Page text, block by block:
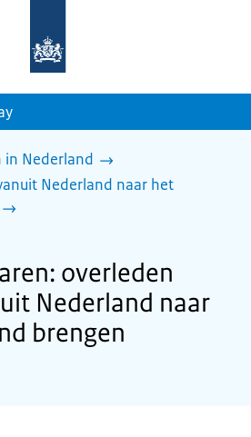
homepage
in Nederland
Nederland naar het
overleden
Nederland naar
brengen